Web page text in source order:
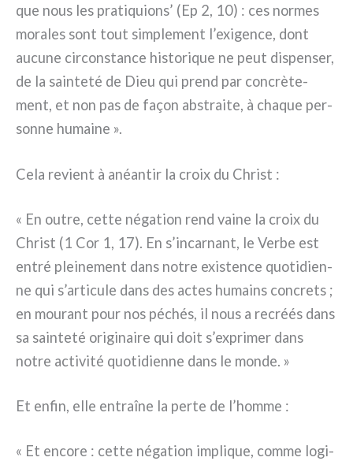
que nous les pra­ti­quions’ (Ep 2, 10) : ces nor­mes
mora­les sont tout sim­ple­ment l’exigence, dont
aucu­ne cir­con­stan­ce histo­ri­que ne peut dispen­ser,
de la sain­te­té de Dieu qui prend par con­crè­te­
ment, et non pas de façon abstrai­te, à cha­que per­
son­ne humai­ne ».
Cela revient à anéan­tir la croix du Christ :
« En outre, cet­te néga­tion rend vai­ne la croix du
Christ (1 Cor 1, 17). En s’incarnant, le Verbe est
entré plei­ne­ment dans notre exi­sten­ce quo­ti­dien­
ne qui s’articule dans des actes humains con­cre­ts ;
en mou­rant pour nos péchés, il nous a recréés dans
sa sain­te­té ori­gi­nai­re qui doit s’exprimer dans
notre acti­vi­té quo­ti­dien­ne dans le mon­de. »
Et enfin, elle entraî­ne la per­te de l’homme :
« Et enco­re : cet­te néga­tion impli­que, com­me logi­